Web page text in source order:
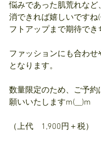
悩みであった肌荒れなど
消できれば嬉しいですね
フトアップまで期待でき
ファッションにも合わせ
となります。
数量限定のため、ご予約
願いいたしますm(__)m
（上代　1,900円＋税）